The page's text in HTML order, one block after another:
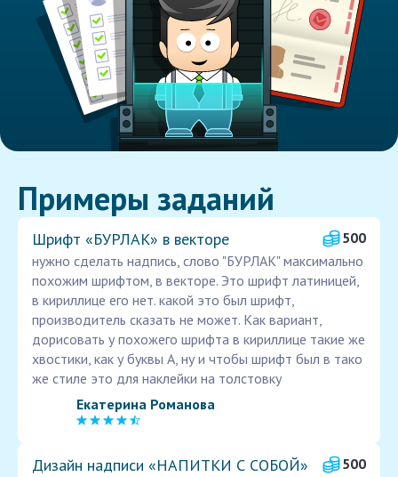
Примеры заданий
Шрифт «БУРЛАК» в векторе
500
нужно сделать надпись, слово "БУРЛАК" максимально
похожим шрифтом, в векторе. Это шрифт латиницей,
в кириллице его нет. какой это был шрифт,
производитель сказать не может. Как вариант,
дорисовать у похожего шрифта в кириллице такие же
хвостики, как у буквы А, ну и чтобы шрифт был в тако
же стиле это для наклейки на толстовку
Екатерина Романова
Дизайн надписи «НАПИТКИ С СОБОЙ»
500